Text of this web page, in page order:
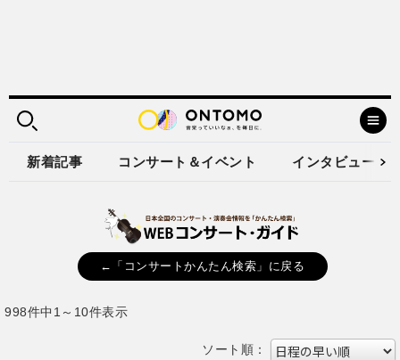
新着記事 コンサート＆イベント インタビュー
←「コンサートかんたん検索」に戻る
998件中1～10件表示
ソート順：